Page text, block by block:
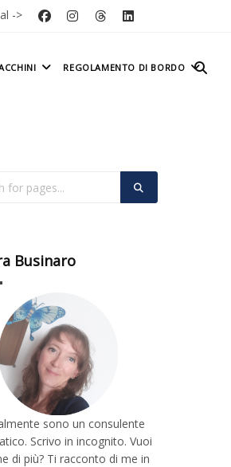
->
REGOLAMENTO DI BORDO
Businaro
sono un consulente
Scrivo in incognito. Vuoi
di più? Ti racconto di me in